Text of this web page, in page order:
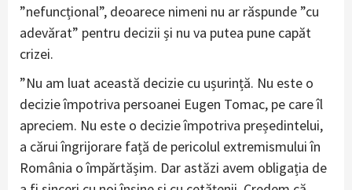
”nefuncțional”, deoarece nimeni nu ar răspunde ”cu
adevărat” pentru decizii și nu va putea pune capăt
crizei.
”Nu am luat această decizie cu ușurință. Nu este o
decizie împotriva persoanei Eugen Tomac, pe care îl
apreciem. Nu este o decizie împotriva președintelui,
a cărui îngrijorare față de pericolul extremismului în
România o împărtășim. Dar astăzi avem obligația de